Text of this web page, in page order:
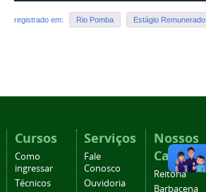
registrado em: Rio Pomba Estágio Remunerado
Cursos
Como
ingressar
Técnicos
Serviços
Fale
Conosco
Ouvidoria
Nossos
Campi
Reitoria
Barbacena